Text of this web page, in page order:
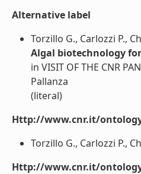
Alternative label
Torzillo G., Carlozzi P.,
Algal biotechnology
in VISIT OF THE CNR
Pallanza
(literal)
Http://www.cnr.it/
Torzillo G., Carlozzi P.,
Http://www.cnr.it/